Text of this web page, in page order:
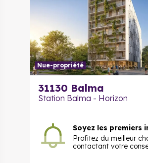
Nue-propriété
31130 Balma
Station Balma - Horizon
Soyez les premiers
Profitez du meilleur
contactant votre